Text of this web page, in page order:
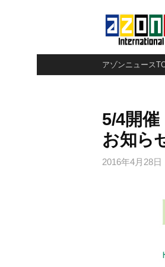
ン
アゾンニュース
5/4開
お知ら
2016年4月28日